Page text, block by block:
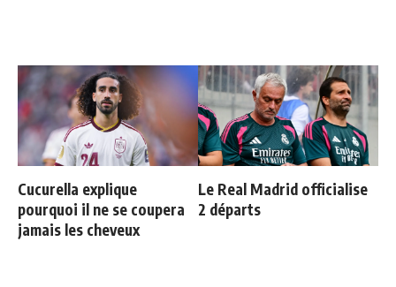
Cucurella explique
pourquoi il ne se coupera
jamais les cheveux
Le Real Madrid officialise
2 départs